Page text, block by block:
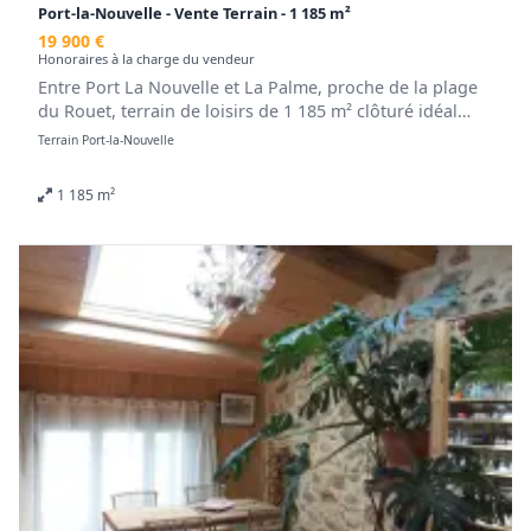
Port-la-Nouvelle - Vente Terrain - 1 185 m²
19 900 €
Honoraires à la charge du vendeur
Entre Port La Nouvelle et La Palme, proche de la plage
du Rouet, terrain de loisirs de 1 185 m² clôturé idéal
pour week-end ou vacances en camping-car, caravane
contactez Cécile NOGIER au 06.14.07.32.09 ou au
04.68.48.00.71. E-mail :
Honoraires à la charge du vendeur. Les informations
sur les risques auxquels ce bien est exposé sont
disponibles sur le site Géorisques : georisques.gouv.fr.
Retrouvez tous nos biens sur www.agencedusoleil.com
Terrain Port-la-Nouvelle
1 185 m²